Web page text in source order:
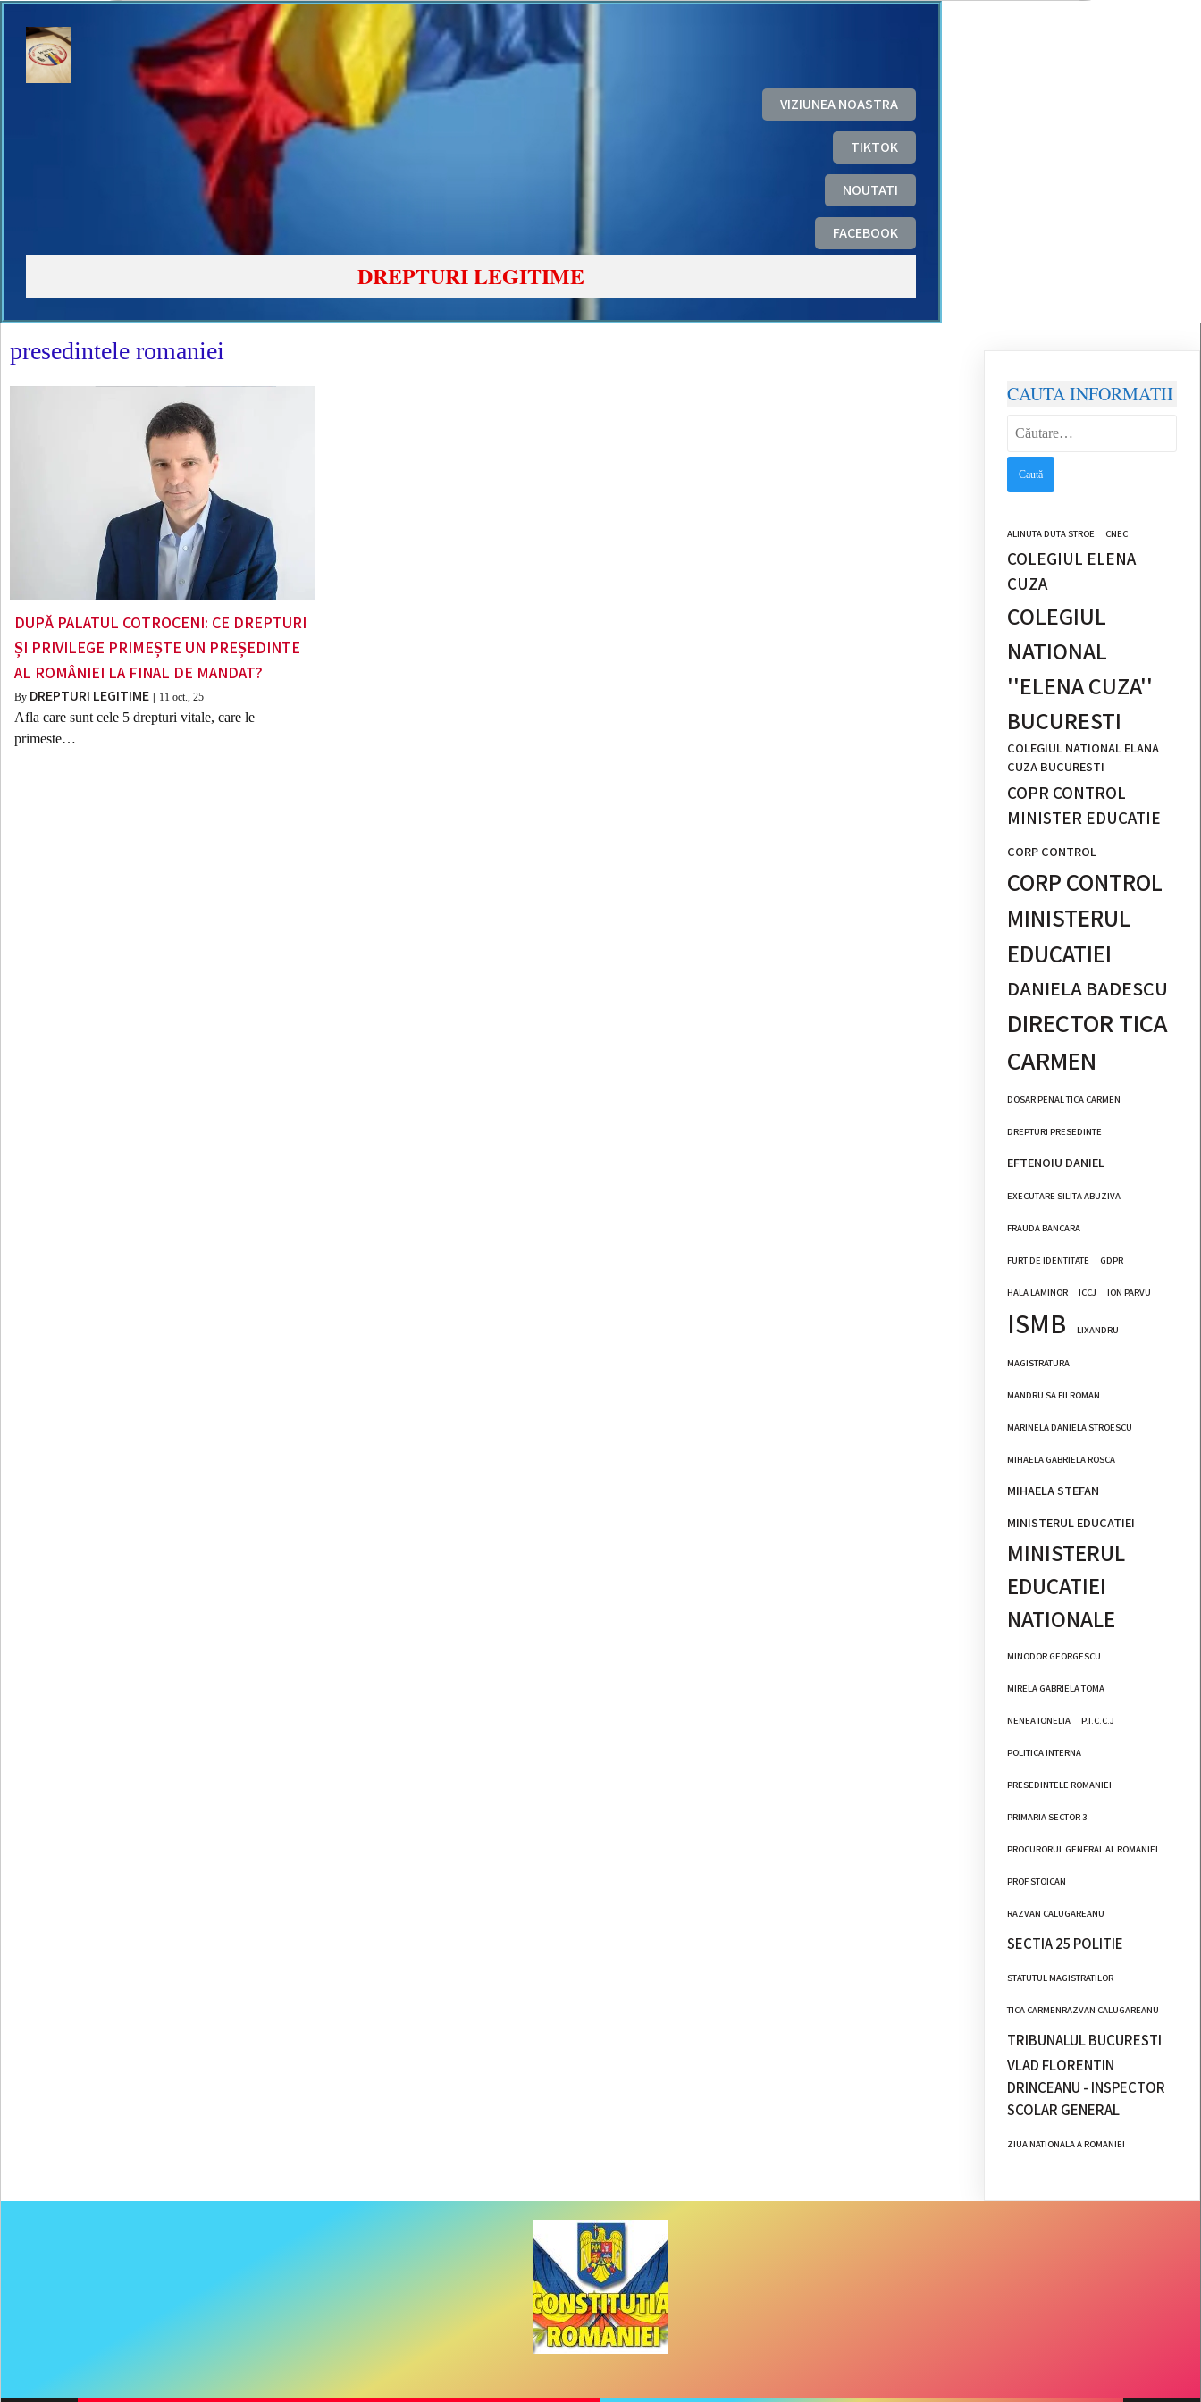
VIZIUNEA NOASTRA
TIKTOK
NOUTATI
FACEBOOK
DREPTURI LEGITIME
presedintele romaniei
DUPĂ PALATUL COTROCENI: CE DREPTURI
ȘI PRIVILEGE PRIMEȘTE UN PREȘEDINTE
AL ROMÂNIEI LA FINAL DE MANDAT?
By DREPTURI LEGITIME 11 oct., 25
Afla care sunt cele 5 drepturi vitale, care le
primeste…
CAUTA INFORMATII
ALINUTA DUTA STROE CNEC
COLEGIUL ELENA
CUZA
COLEGIUL
NATIONAL
''ELENA CUZA''
BUCURESTI
COLEGIUL NATIONAL ELANA
CUZA BUCURESTI
COPR CONTROL
MINISTER EDUCATIE
CORP CONTROL
CORP CONTROL
MINISTERUL
EDUCATIEI
DANIELA BADESCU
DIRECTOR TICA
CARMEN
DOSAR PENAL TICA CARMEN
DREPTURI PRESEDINTE
EFTENOIU DANIEL
EXECUTARE SILITA ABUZIVA
FRAUDA BANCARA
FURT DE IDENTITATE GDPR
HALA LAMINOR ICCJ ION PARVU
ISMB LIXANDRU
MAGISTRATURA
MANDRU SA FII ROMAN
MARINELA DANIELA STROESCU
MIHAELA GABRIELA ROSCA
MIHAELA STEFAN
MINISTERUL EDUCATIEI
MINISTERUL
EDUCATIEI
NATIONALE
MINODOR GEORGESCU
MIRELA GABRIELA TOMA
NENEA IONELIA P.I.C.C.J
POLITICA INTERNA
PRESEDINTELE ROMANIEI
PRIMARIA SECTOR 3
PROCURORUL GENERAL AL ROMANIEI
PROF STOICAN
RAZVAN CALUGAREANU
SECTIA 25 POLITIE
STATUTUL MAGISTRATILOR
TICA CARMENRAZVAN CALUGAREANU
TRIBUNALUL BUCURESTI
VLAD FLORENTIN
DRINCEANU - INSPECTOR
SCOLAR GENERAL
ZIUA NATIONALA A ROMANIEI